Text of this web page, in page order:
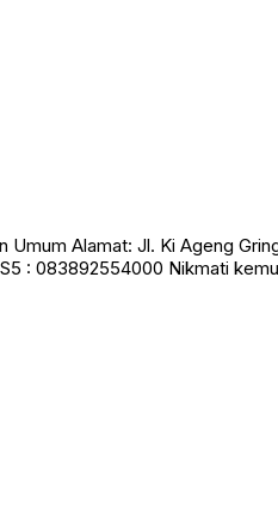
Umum Alamat: Jl. Ki Ageng
: 083892554000 Nikmati